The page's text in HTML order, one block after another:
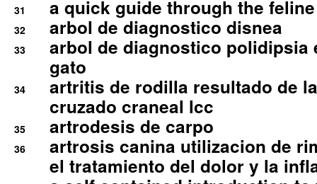
31 a quick guide through the
32 arbol de diagnostico disnea
33
arbol de diagnostico polidipsia
gato
34
artritis de rodilla resultado de
cruzado craneal lcc
35 artrodesis de carpo
36
artrosis canina utilizacion de
el tratamiento del dolor y la